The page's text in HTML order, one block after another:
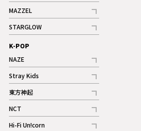
記事
ギャラリー
MAZZEL
記事
ギャラリー
STARGLOW
記事
K-POP
NAZE
記事
Stray Kids
記事
東方神起
記事
NCT
記事
Hi-Fi Un!corn